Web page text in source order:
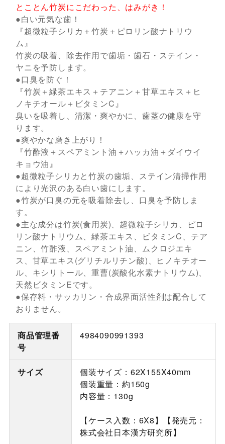
とことん竹炭にこだわった、はみがき！
●白い元気な歯！
『超微粒子シリカ＋竹炭＋ピロリン酸ナトリウ
ム』
竹炭の吸着、除去作用で歯垢・歯石・ステイン・
ヤニを予防します。
●口臭を防ぐ！
『竹炭＋緑茶エキス＋テアニン＋甘草エキス＋ヒ
ノキチオール＋ビタミンC』
臭いを吸着し、清潔・爽やかに、歯茎の健康を守
ります。
●爽やかな磨き上がり！
『竹酢液＋スペアミント油＋ハッカ油＋ダイウイ
キョウ油』
●超微粒子シリカと竹炭の歯垢、ステイン清掃作用
により光沢のある白い歯にします。
●竹炭が口臭の元を吸着除去し、口臭を予防しま
す。
●主な成分は竹炭(食用炭)、超微粒子シリカ、ピロ
リン酸ナトリウム、緑茶エキス、ビタミンC、テア
ニン、竹酢液、スペアミント油、ムクロジエキ
ス、甘草エキス(グリチルリチン酸)、ヒノキチオー
ル、キシリトール、重曹(炭酸化水素ナトリウム)、
天然ビタミンEです。
●保存料・サッカリン・合成界面活性剤は配合して
おりません。
商品管理番
号
4984090991393
サイズ
個装サイズ：62X155X40mm
個装重量：約150g
内容量：130g
【ケース入数：6X8】【発売元：
株式会社日本漢方研究所】